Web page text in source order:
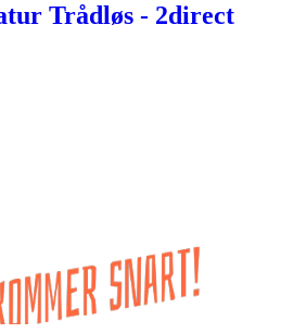
Trådløs - 2direct